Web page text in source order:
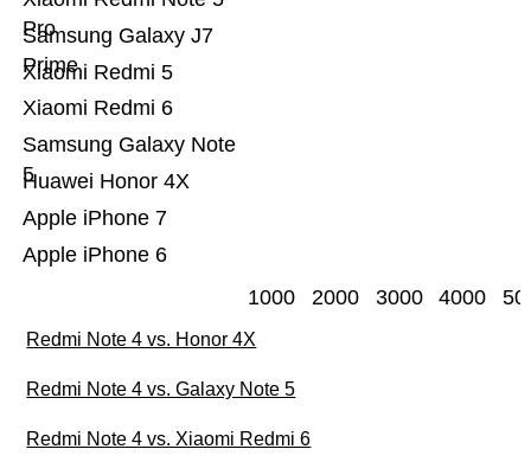
Apple iPhone 6
Apple iPhone 7
Huawei Honor 4X
Samsung Galaxy Note
5
Xiaomi Redmi 6
Xiaomi Redmi 5
Samsung Galaxy J7
Prime
Pro
1000 2000 3000 4000
Redmi Note 4 vs. Honor 4X
Redmi Note 4 vs. Galaxy Note 5
Redmi Note 4 vs. Xiaomi Redmi 6